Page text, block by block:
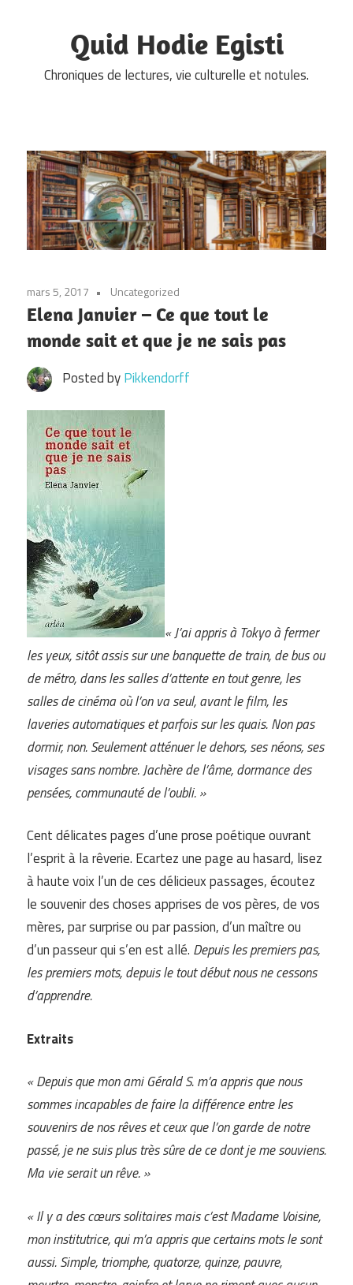
Quid Hodie Egisti
Chroniques de lectures, vie culturelle et notules.
mars 5, 2017 Uncategorized
Elena Janvier – Ce que tout le
monde sait et que je ne sais pas
Posted byPikkendorff
« J’ai appris à Tokyo à fermer
les yeux, sitôt assis sur une banquette de train, de bus ou
de métro, dans les salles d’attente en tout genre, les
salles de cinéma où l’on va seul, avant le film, les
laveries automatiques et parfois sur les quais. Non pas
dormir, non. Seulement atténuer le dehors, ses néons, ses
visages sans nombre. Jachère de l’âme, dormance des
pensées, communauté de l’oubli. »
Cent délicates pages d’une prose poétique ouvrant
l’esprit à la rêverie. Ecartez une page au hasard, lisez
à haute voix l’un de ces délicieux passages, écoutez
le souvenir des choses apprises de vos pères, de vos
mères, par surprise ou par passion, d’un maître ou
d’un passeur qui s’en est allé. Depuis les premiers pas,
les premiers mots, depuis le tout début nous ne cessons
d’apprendre.
Extraits
« Depuis que mon ami Gérald S. m’a appris que nous
sommes incapables de faire la différence entre les
souvenirs de nos rêves et ceux que l’on garde de notre
passé, je ne suis plus très sûre de ce dont je me souviens.
Ma vie serait un rêve. »
« Il y a des cœurs solitaires mais c’est Madame Voisine,
mon institutrice, qui m’a appris que certains mots le sont
aussi. Simple, triomphe, quatorze, quinze, pauvre,